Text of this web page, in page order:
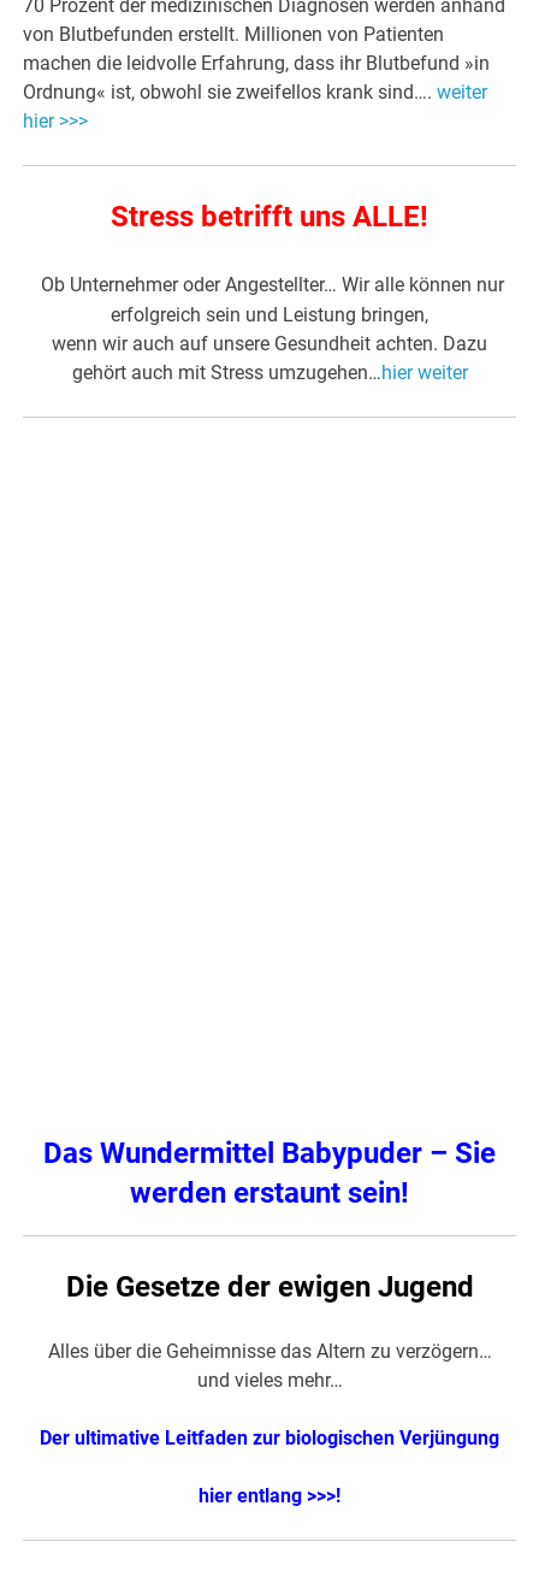
70 Prozent der medizinischen Diagnosen werden anhand
von Blutbefunden erstellt. Millionen von Patienten
machen die leidvolle Erfahrung, dass ihr Blutbefund »in
Ordnung« ist, obwohl sie zweifellos krank sind….weiter
hier >>>
Stress betrifft uns ALLE!
Ob Unternehmer oder Angestellter… Wir alle können nur
erfolgreich sein und Leistung bringen,
wenn wir auch auf unsere Gesundheit achten. Dazu
gehört auch mit Stress umzugehen…hier weiter
Das Wundermittel Babypuder – Sie
werden erstaunt sein!
Die Gesetze der ewigen Jugend
Alles über die Geheimnisse das Altern zu verzögern…
und vieles mehr…
Der ultimative Leitfaden zur biologischen Verjüngung
hier entlang >>>!